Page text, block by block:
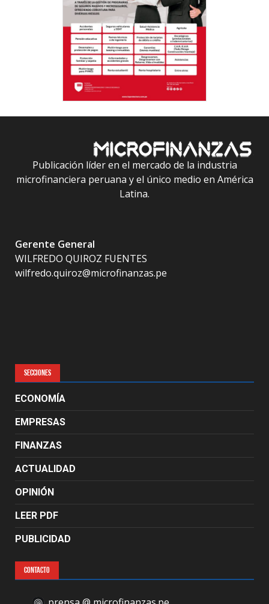
Publicación líder en el mercado de la industria
microfinanciera peruana y el único medio en América
Latina.
Gerente General
WILFREDO QUIROZ FUENTES
wilfredo.quiroz@microfinanzas.pe
SECCIONES
ECONOMÍA
EMPRESAS
FINANZAS
ACTUALIDAD
OPINIÓN
LEER PDF
PUBLICIDAD
CONTACTO